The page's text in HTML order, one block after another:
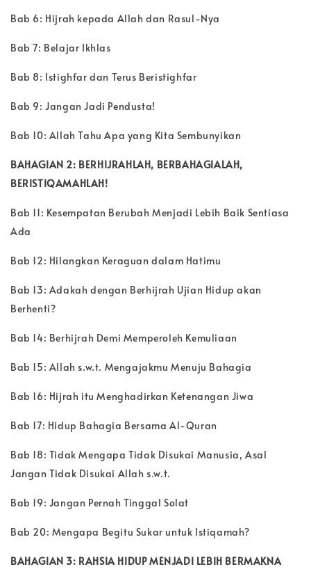
Bab 6: Hijrah kepada Allah dan Rasul-Nya
Bab 7: Belajar Ikhlas
Bab 8: Istighfar dan Terus Beristighfar
Bab 9: Jangan Jadi Pendusta!
Bab 10: Allah Tahu Apa yang Kita Sembunyikan
BAHAGIAN 2: BERHIJRAHLAH, BERBAHAGIALAH,
BERISTIQAMAHLAH!
Bab 11: Kesempatan Berubah Menjadi Lebih Baik Sentiasa
Ada
Bab 12: Hilangkan Keraguan dalam Hatimu
Bab 13: Adakah dengan Berhijrah Ujian Hidup akan
Berhenti?
Bab 14: Berhijrah Demi Memperoleh Kemuliaan
Bab 15: Allah s.w.t. Mengajakmu Menuju Bahagia
Bab 16: Hijrah itu Menghadirkan Ketenangan Jiwa
Bab 17: Hidup Bahagia Bersama Al-Quran
Bab 18: Tidak Mengapa Tidak Disukai Manusia, Asal
Jangan Tidak Disukai Allah s.w.t.
Bab 19: Jangan Pernah Tinggal Solat
Bab 20: Mengapa Begitu Sukar untuk Istiqamah?
BAHAGIAN 3: RAHSIA HIDUP MENJADI LEBIH BERMAKNA